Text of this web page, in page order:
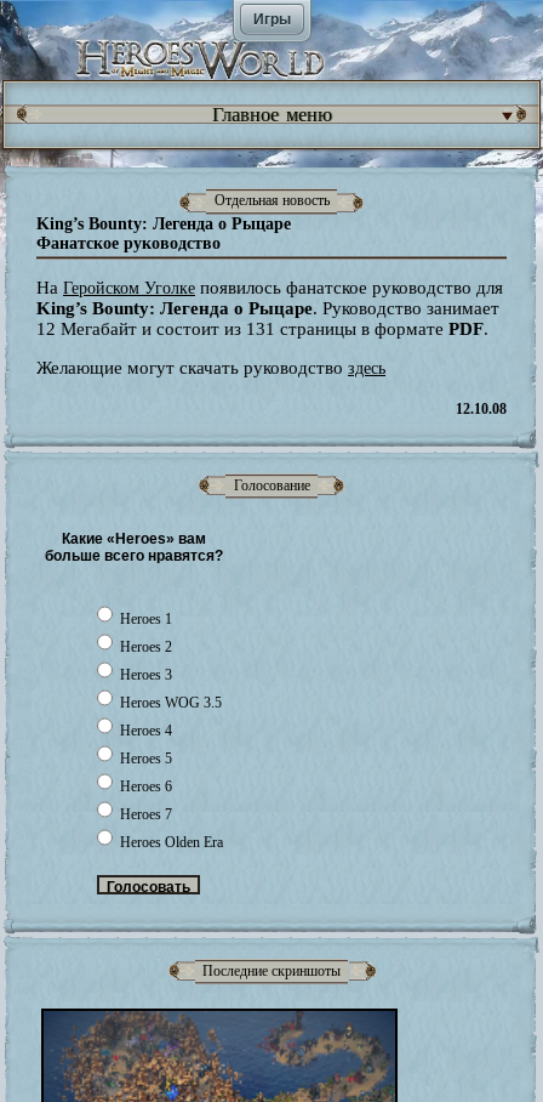
Игры
Голосование
Какие «Heroes» вам
больше всего нравятся?
Heroes 1
Heroes 2
Heroes 3
Heroes WOG 3.5
Heroes 4
Heroes 5
Heroes 6
Heroes 7
Heroes Olden Era
Последние скриншоты
Главное меню
Отдельная новость
King’s Bounty: Легенда о Рыцаре
Фанатское руководство
На Геройском Уголке появилось фанатское руководство для
King’s Bounty: Легенда о Рыцаре. Руководство занимает
12 Мегабайт и состоит из 131 страницы в формате PDF.
Желающие могут скачать руководство здесь
12.10.08